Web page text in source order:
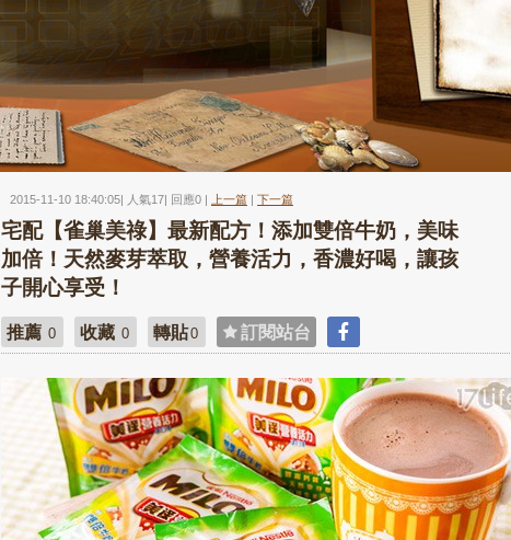
2015-11-10 18:40:05| 人氣17| 回應0 | 上一篇 | 下一篇
宅配【雀巢美祿】最新配方！添加雙倍牛奶，美味
加倍！天然麥芽萃取，營養活力，香濃好喝，讓孩
子開心享受！
推薦 0 收藏 0 轉貼0 訂閱站台